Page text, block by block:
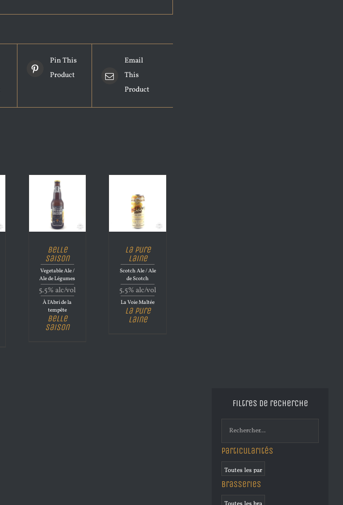
Pin This
Product
Email
This
Product
Belle
Saison
Vegetable Ale /
Ale de Légumes
5.5% alc/vol
À l'Abri de la
tempête
Belle
Saison
La Pure
Laine
Scotch Ale / Ale
de Scotch
5.5% alc/vol
La Voie Maltée
La Pure
Laine
Filtres de recherche
Particularités
Brasseries